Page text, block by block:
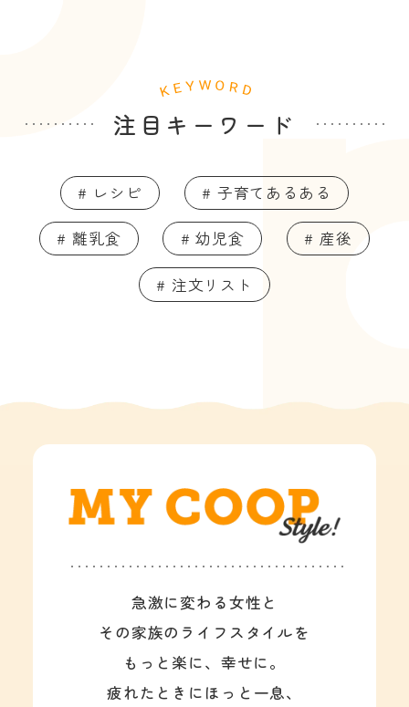
注目キーワード
# レシピ # 子育てあるある
# 離乳食 # 幼児食 # 産後
# 注文リスト
急激に変わる女性と
その家族のライフスタイルを
もっと楽に、幸せに。
疲れたときにほっと一息、